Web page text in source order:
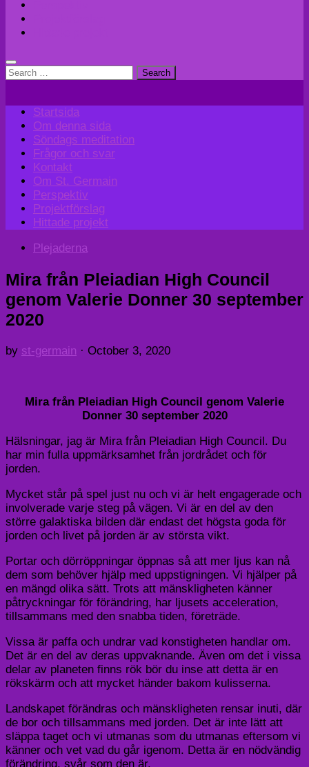
Search
Startsida
Om denna sida
Söndags meditation
Frågor och svar
Kontakt
Om St. Germain
Perspektiv
Projektförslag
Hittade projekt
Plejaderna
Mira från Pleiadian High Council
genom Valerie Donner 30 september
2020
by st-germain · October 3, 2020
Mira från Pleiadian High Council genom Valerie
Donner 30 september 2020
Hälsningar, jag är Mira från Pleiadian High Council. Du
har min fulla uppmärksamhet från jordrådet och för
jorden.
Mycket står på spel just nu och vi är helt engagerade och
involverade varje steg på vägen. Vi är en del av den
större galaktiska bilden där endast det högsta goda för
jorden och livet på jorden är av största vikt.
Portar och dörröppningar öppnas så att mer ljus kan nå
dem som behöver hjälp med uppstigningen. Vi hjälper på
en mängd olika sätt. Trots att mänskligheten känner
påtryckningar för förändring, har ljusets acceleration,
tillsammans med den snabba tiden, företräde.
Vissa är paffa och undrar vad konstigheten handlar om.
Det är en del av deras uppvaknande. Även om det i vissa
delar av planeten finns rök bör du inse att detta är en
rökskärm och att mycket händer bakom kulisserna.
Landskapet förändras och mänskligheten rensar inuti, där
de bor och tillsammans med jorden. Det är inte lätt att
släppa taget och vi utmanas som du utmanas eftersom vi
känner och vet vad du går igenom. Detta är en nödvändig
förändring, svår som den är.